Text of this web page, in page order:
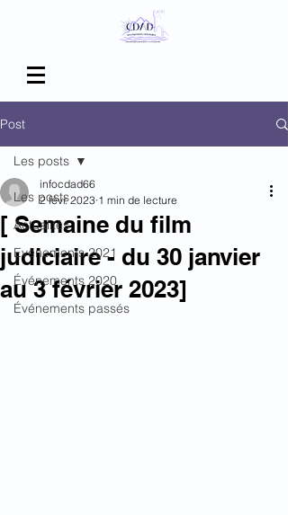
Post
Les posts
Actualités
Evénements 2021
Événements 2020
Événements passés
Les posts
[ Semaine du film
judiciaire - du 30 janvier
au 3 février 2023]
infocdad66
2 févr. 2023 1 min de lecture